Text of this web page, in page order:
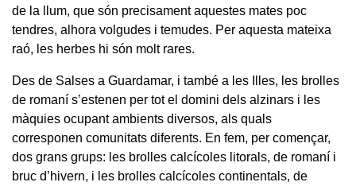
de la llum, que són precisament aquestes mates poc
tendres, alhora volgudes i temudes. Per aquesta mateixa
raó, les herbes hi són molt rares.
Des de Salses a Guardamar, i també a les Illes, les brolles
de romaní s’estenen per tot el domini dels alzinars i les
màquies ocupant ambients diversos, als quals
corresponen comunitats diferents. En fem, per començar,
dos grans grups: les brolles calcícoles litorals, de romaní i
bruc d’hivern, i les brolles calcícoles continentals, de